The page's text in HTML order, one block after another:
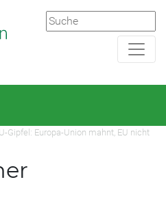
Gipfel: Europa-Union mahnt, EU nicht